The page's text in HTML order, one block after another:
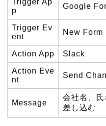
Trigger Ap
p
Google
Trigger Ev
ent
New Form
Action App Slack
Action Eve
nt
Send
Message
会社名、
差し込む